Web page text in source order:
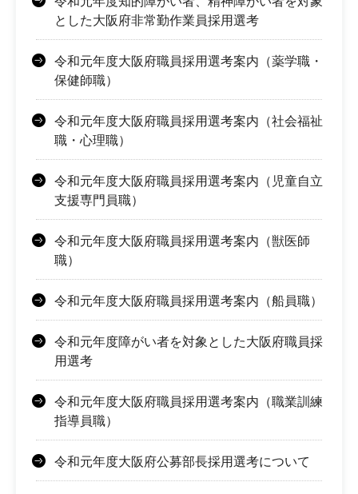
とした大阪府非常勤作業員採用選考
令和元年度大阪府職員採用選考案内（薬学職・
保健師職）
令和元年度大阪府職員採用選考案内（社会福祉
職・心理職）
令和元年度大阪府職員採用選考案内（児童自立
支援専門員職）
令和元年度大阪府職員採用選考案内（獣医師
職）
令和元年度大阪府職員採用選考案内（船員職）
令和元年度障がい者を対象とした大阪府職員採
用選考
令和元年度大阪府職員採用選考案内（職業訓練
指導員職）
令和元年度大阪府公募部長採用選考について